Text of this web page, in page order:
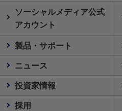
ソーシャルメディア公式
アカウント
製品・サポート
ニュース
投資家情報
採用